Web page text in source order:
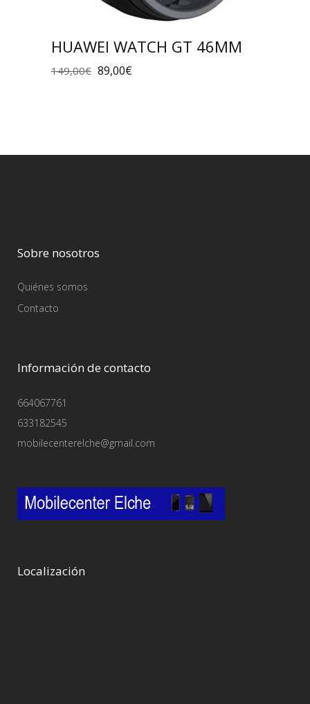
HUAWEI WATCH GT 46MM
149,00€ 89,00€
Sobre nosotros
Quiénes somos
Contacto
Información de contacto
664067761
633182545
mobilecenterelche@gmail.com
Localización